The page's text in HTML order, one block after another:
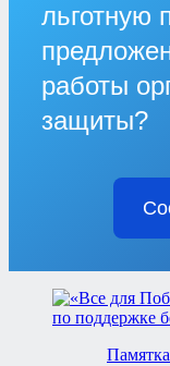
льготную
работы
защиты?